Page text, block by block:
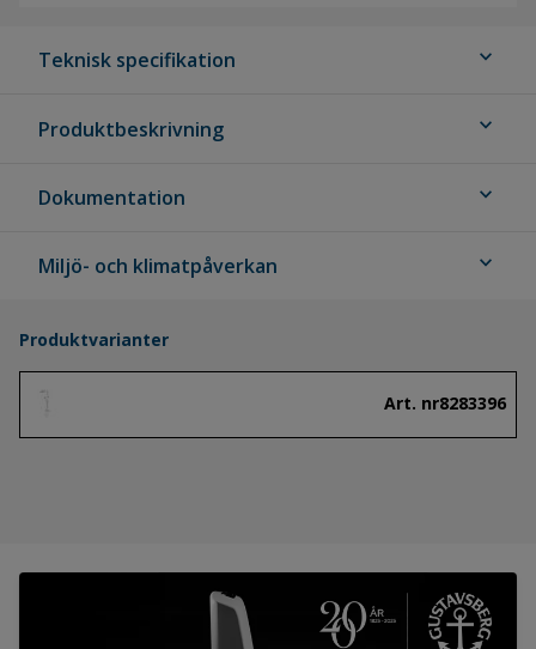
Teknisk specifikation expand_more
Produktbeskrivning expand_more
Dokumentation expand_more
Miljö- och klimatpåverkan expand_more
Produktvarianter
Art. nr8283396